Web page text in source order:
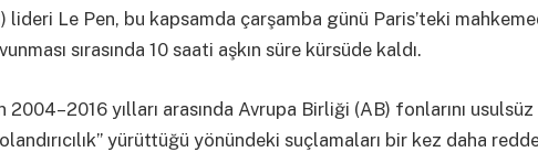
lideri Le Pen, bu kapsamda çarşamba günü Paris’teki
sırasında 10 saati aşkın süre kürsüde kaldı.
2004–2016 yılları arasında Avrupa Birliği (AB) fonlarını usulsüz
yürüttüğü yönündeki suçlamaları bir kez daha